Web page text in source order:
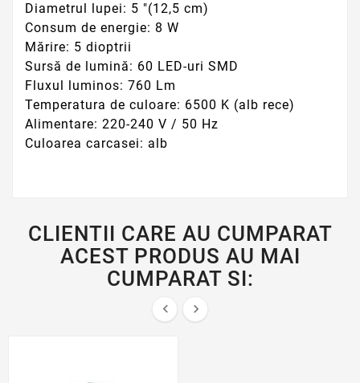
Diametrul lupei: 5 "(12,5 cm)
Consum de energie: 8 W
Mărire: 5 dioptrii
Sursă de lumină: 60 LED-uri SMD
Fluxul luminos: 760 Lm
Temperatura de culoare: 6500 K (alb rece)
Alimentare: 220-240 V / 50 Hz
Culoarea carcasei: alb
CLIENTII CARE AU CUMPARAT
ACEST PRODUS AU MAI
CUMPARAT SI:
 